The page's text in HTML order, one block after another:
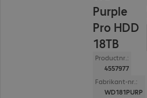
Purple
Pro HDD
18TB
Productnr.:
4557977
Fabrikant-nr.:
WD181PURP